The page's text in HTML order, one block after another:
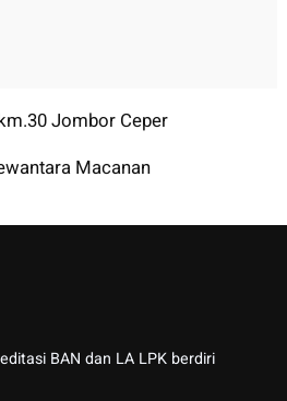
Jombor Ceper
Macanan
BAN dan LA LPK berdiri